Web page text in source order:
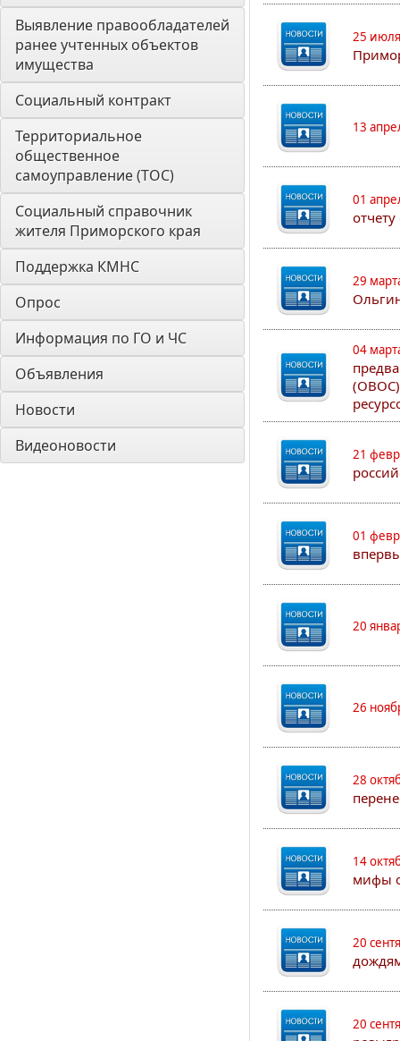
Выявление правообладателей
ранее учтенных объектов
имущества
Социальный контракт
Территориальное
общественное
самоуправление (ТОС)
Социальный справочник
жителя Приморского края
Поддержка КМНС
Опрос
Информация по ГО и ЧС
Объявления
Новости
Видеоновости
25
13
01
29
04
21
01
20
26
28
14
мифы
20
20